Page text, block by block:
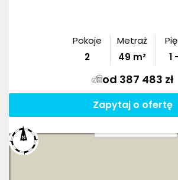
Pokoje
2
Metraż
49 m²
1
od 387 483 zł
Zapytaj o ofertę